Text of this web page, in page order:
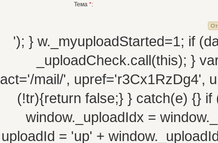
Тема *:
'); } w._myuploadStarted=1; if
_uploadCheck.call(this); }
act='/mail/', upref='r3Cx1RzDg4',
(!tr){return false;} } catch(e) {}
window._uploadIdx =
uploadId = 'up' +